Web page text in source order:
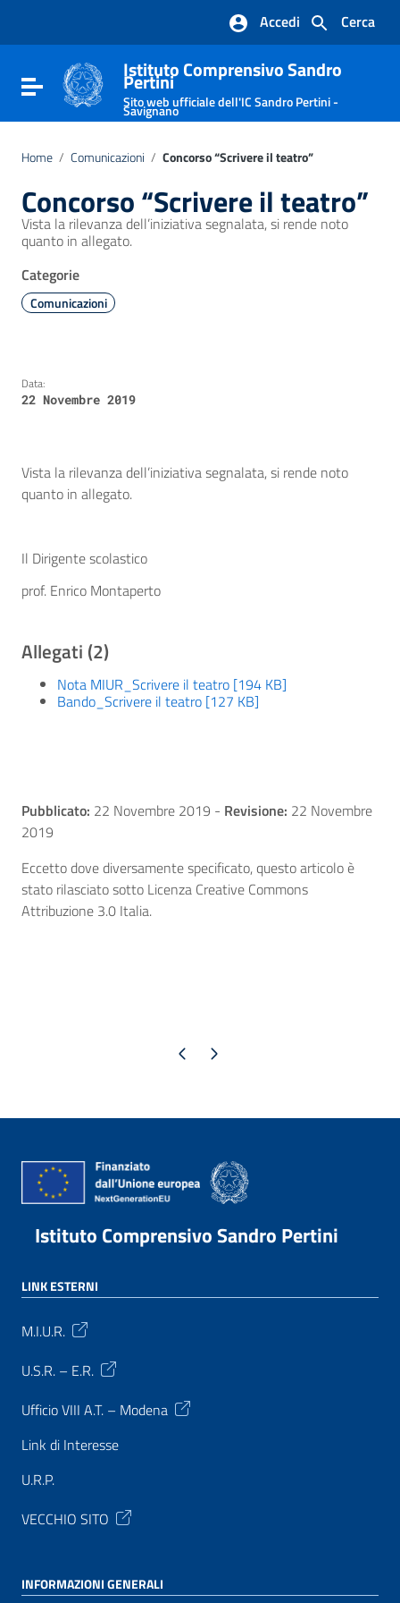
Vai al footer
Cerca
Accedi
Attiva / disattiva la navigazione
Istituto Comprensivo Sandro
Pertini
Sito web ufficiale dell'IC Sandro Pertini -
Savignano
Home / Comunicazioni / Concorso “Scrivere il teatro”
Concorso “Scrivere il teatro”
Vista la rilevanza dell’iniziativa segnalata, si rende noto
quanto in allegato.
Categorie
Comunicazioni
Data:
22 Novembre 2019
Vista la rilevanza dell’iniziativa segnalata, si rende noto
quanto in allegato.
Il Dirigente scolastico
prof. Enrico Montaperto
Allegati (2)
Nota MIUR_Scrivere il teatro [194 KB]
Bando_Scrivere il teatro [127 KB]
Pubblicato: 22 Novembre 2019 - Revisione: 22 Novembre
2019
Eccetto dove diversamente specificato, questo articolo è
stato rilasciato sotto Licenza Creative Commons
Attribuzione 3.0 Italia.
Pagina precedente
Pagina successiva
Istituto Comprensivo Sandro Pertini
LINK ESTERNI
M.I.U.R.
U.S.R. – E.R.
Ufficio VIII A.T. – Modena
Link di Interesse
U.R.P.
VECCHIO SITO
INFORMAZIONI GENERALI